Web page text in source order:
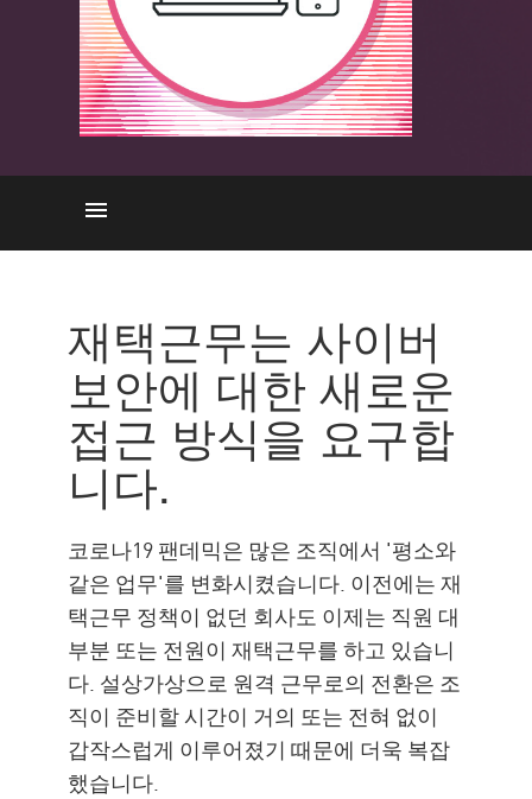
솔루션
리소스
재택근무는 사이버
보안에 대한 새로운
접근 방식을 요구합
니다.
코로나19 팬데믹은 많은 조직에서 '평소와
같은 업무'를 변화시켰습니다. 이전에는 재
택근무 정책이 없던 회사도 이제는 직원 대
부분 또는 전원이 재택근무를 하고 있습니
다. 설상가상으로 원격 근무로의 전환은 조
직이 준비할 시간이 거의 또는 전혀 없이
갑작스럽게 이루어졌기 때문에 더욱 복잡
했습니다.